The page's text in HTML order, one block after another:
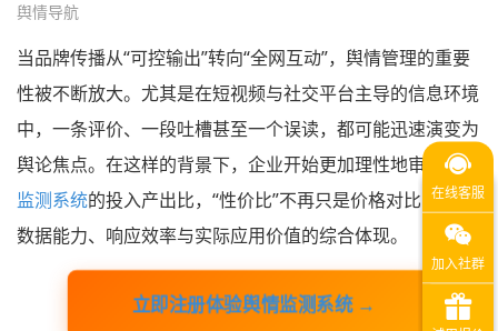
舆情导航
当品牌传播从“可控输出”转向“全网互动”，舆情管理的重要
性被不断放大。尤其是在短视频与社交平台主导的信息环境
中，一条评价、一段吐槽甚至一个误读，都可能迅速演变为
舆论焦点。在这样的背景下，企业开始更加理性地审视 舆情
监测系统的投入产出比，“性价比”不再只是价格对比，而是
数据能力、响应效率与实际应用价值的综合体现。
立即注册体验舆情监测系统 →